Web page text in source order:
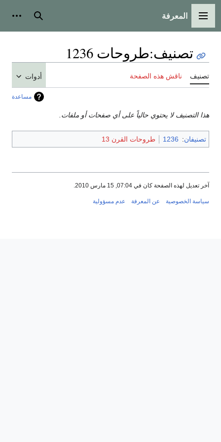
القائمة الرئيسية
المعرفة بحث
تصنيف:طروحات 1236
تصنيف ناقش هذه الصفحة أدوات
مساعدة
هذا التصنيف لا يحتوي حالياً على أي صفحات أو ملفات.
تصنيفان:
1236 طروحات القرن 13
آخر تعديل لهذه الصفحة كان في 07:04, 15 مارس 2010.
سياسة الخصوصية عن المعرفة عدم مسؤولية